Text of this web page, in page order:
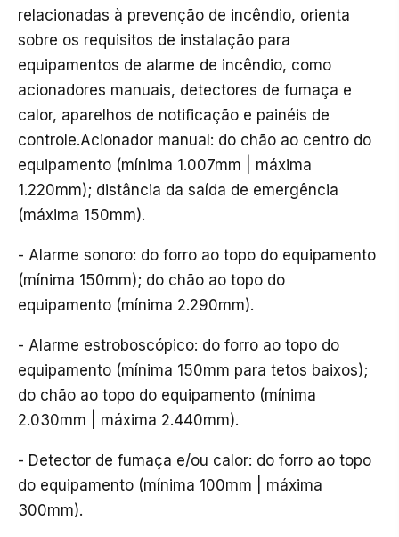
relacionadas à prevenção de incêndio, orienta
sobre os requisitos de instalação para
equipamentos de alarme de incêndio, como
acionadores manuais, detectores de fumaça e
calor, aparelhos de notificação e painéis de
controle.Acionador manual: do chão ao centro do
equipamento (mínima 1.007mm | máxima
1.220mm); distância da saída de emergência
(máxima 150mm).
- Alarme sonoro: do forro ao topo do equipamento
(mínima 150mm); do chão ao topo do
equipamento (mínima 2.290mm).
- Alarme estroboscópico: do forro ao topo do
equipamento (mínima 150mm para tetos baixos);
do chão ao topo do equipamento (mínima
2.030mm | máxima 2.440mm).
- Detector de fumaça e/ou calor: do forro ao topo
do equipamento (mínima 100mm | máxima
300mm).